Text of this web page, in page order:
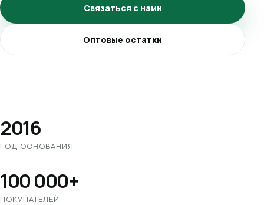
Связаться с нами
Оптовые остатки
2016
ГОД ОСНОВАНИЯ
100 000+
ПОКУПАТЕЛЕЙ